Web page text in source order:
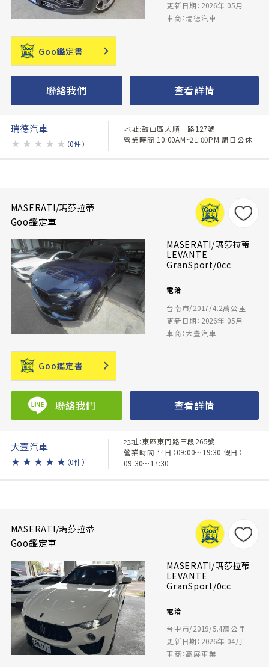
更新日期：2026年 05月
車商：瑞德汽車
Goo鑑定書
聯絡我們 查看詳情
瑞德汽車
★ ★ ★ ★ ★ （0件）
地址:鼓山區大順一路127號
營業時間:10:00AM~21:00PM 周日公休
MASERATI/瑪莎拉蒂
Goo鑑定車
MASERATI/瑪莎拉蒂
LEVANTE
GranSport/0cc
電洽
台南市/2017/4.2萬公里
更新日期：2026年 05月
車商：大壹汽車
Goo鑑定書
聯絡我們 查看詳情
大壹汽車
★ ★ ★ ★ ★ （0件）
地址:東區東門路三段265號
營業時間:平日：09:00～19:30 假日：
09:30～17:30
MASERATI/瑪莎拉蒂
Goo鑑定車
MASERATI/瑪莎拉蒂
LEVANTE
GranSport/0cc
電洽
台中市/2019/5.4萬公里
更新日期：2026年 04月
車商：高展車業